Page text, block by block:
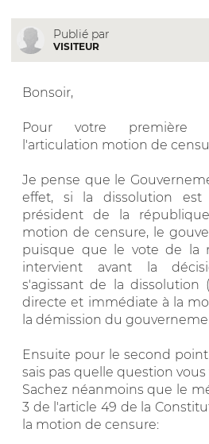
Publié par
VISITEUR
Bonsoir,
Pour votre première
l'articulation motion de
Je pense que le
effet, si la dissolution est
président de la
motion de censure, le
puisque que le vote de la
intervient avant la
s'agissant de la dissolution
directe et immédiate à la
la démission du
Ensuite pour le second
sais pas quelle question vous
Sachez néanmoins que le
3 de l'article 49 de la
la motion de censure: